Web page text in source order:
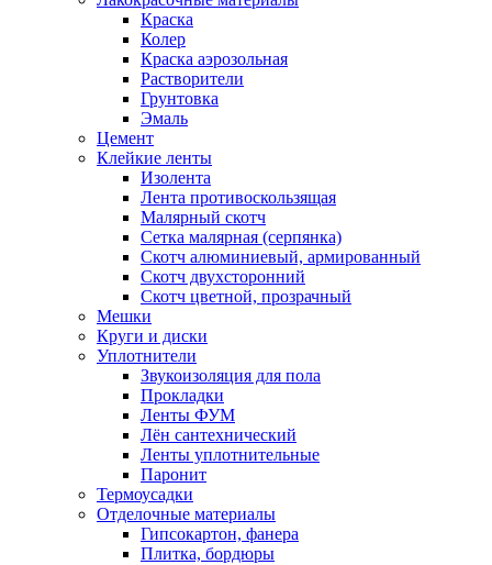
Краска
Колер
Краска аэрозольная
Растворители
Грунтовка
Эмаль
Цемент
Клейкие ленты
Изолента
Лента противоскользящая
Малярный скотч
Сетка малярная (серпянка)
Скотч алюминиевый, армированный
Скотч двухсторонний
Скотч цветной, прозрачный
Мешки
Круги и диски
Уплотнители
Звукоизоляция для пола
Прокладки
Ленты ФУМ
Лён сантехнический
Ленты уплотнительные
Паронит
Термоусадки
Отделочные материалы
Гипсокартон, фанера
Плитка, бордюры